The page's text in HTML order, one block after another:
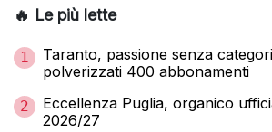
🔥 Le più lette
1
Taranto, passione senza
polverizzati 400 abbonamenti
2
Eccellenza Puglia, organico
2026/27